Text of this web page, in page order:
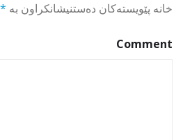
خانە پێویستەکان دەستنیشانکراون بە *
Comment